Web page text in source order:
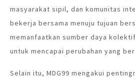
masyarakat sipil, dan komunitas
bekerja bersama menuju tujuan
memanfaatkan sumber daya
untuk mencapai perubahan yang
Selain itu, MDG99 mengakui